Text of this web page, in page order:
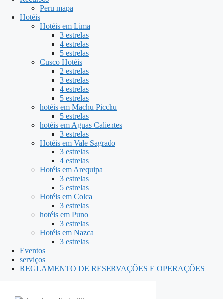
Peru mapa
Hotéis
Hotéis em Lima
3 estrelas
4 estrelas
5 estrelas
Cusco Hotéis
2 estrelas
3 estrelas
4 estrelas
5 estrelas
hotéis em Machu Picchu
5 estrelas
hotéis em Aguas Calientes
3 estrelas
Hotéis em Vale Sagrado
3 estrelas
4 estrelas
Hotéis em Arequipa
3 estrelas
5 estrelas
Hotéis em Colca
3 estrelas
hotéis em Puno
3 estrelas
Hotéis em Nazca
3 estrelas
Eventos
serviços
REGLAMENTO DE RESERVAÇÕES E OPERAÇÕES